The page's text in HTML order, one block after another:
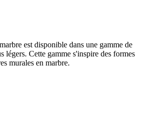
est disponible dans une gamme de
légers. Cette gamme s'inspire des formes
murales en marbre.